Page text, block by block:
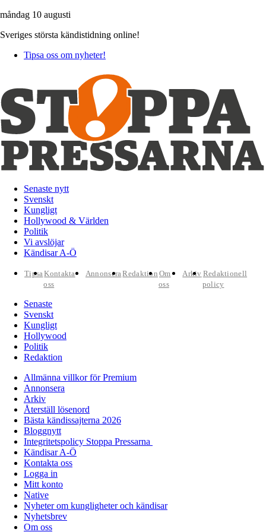
måndag 10 augusti
Sveriges största kändistidning online!
Tipsa oss om nyheter!
Senaste nytt
Svenskt
Kungligt
Hollywood & Världen
Politik
Vi avslöjar
Kändisar A-Ö
TipsaKontakta
oss
AnnonseraRedaktion Om
oss
Arkiv Redaktionell
policy
Senaste
Svenskt
Kungligt
Hollywood
Politik
Redaktion
Allmänna villkor för Premium
Annonsera
Arkiv
Återställ lösenord
Bästa kändissajterna 2026
Bloggnytt
Integritetspolicy Stoppa Pressarna
Kändisar A-Ö
Kontakta oss
Logga in
Mitt konto
Native
Nyheter om kungligheter och kändisar
Nyhetsbrev
Om oss